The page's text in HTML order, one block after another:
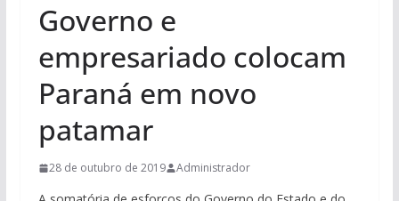
Governo e
empresariado colocam
Paraná em novo
patamar
28 de outubro de 2019 Administrador